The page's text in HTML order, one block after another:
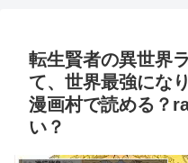
転生賢者の異世界
て、世界最強にな
漫画村で読める？
い？